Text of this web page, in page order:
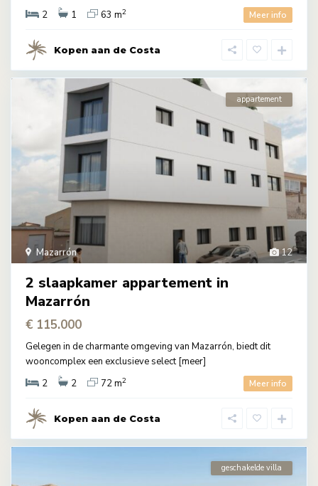
2
1 63 m2 Meer info
Kopen aan de Costa
12
Mazarrón
appartement
2 slaapkamer appartement in
Mazarrón
€ 115.000
Gelegen in de charmante omgeving van Mazarrón, biedt dit
wooncomplex een exclusieve select[meer]
2
2 72 m2 Meer info
Kopen aan de Costa
geschakelde villa